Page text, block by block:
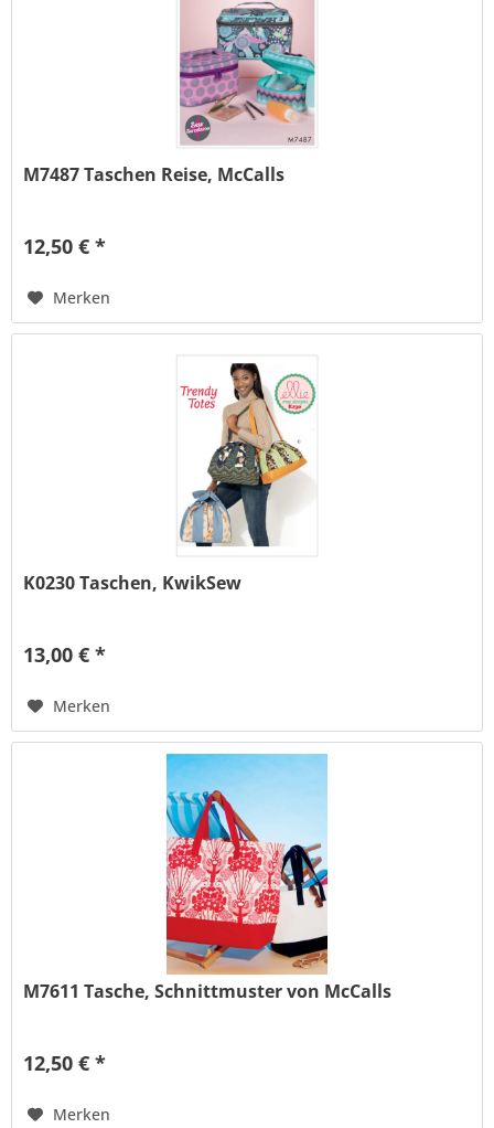
M7487 Taschen Reise, McCalls
12,50 € *
Merken
K0230 Taschen, KwikSew
13,00 € *
Merken
M7611 Tasche, Schnittmuster von McCalls
12,50 € *
Merken